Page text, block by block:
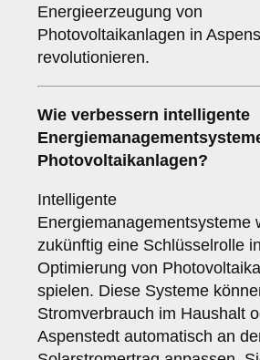
Energieerzeugung von
Photovoltaikanlagen in
revolutionieren.
Wie verbessern intelligente
Photovoltaikanlagen?
Intelligente
Energiemanagementsysteme
zukünftig eine Schlüsselrolle
Optimierung von
spielen. Diese Systeme
Stromverbrauch im Haushalt
Aspenstedt automatisch an